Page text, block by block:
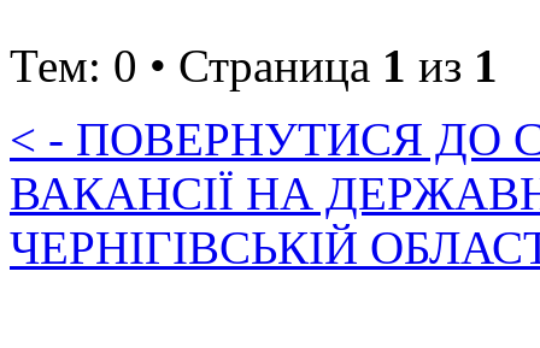
Тем: 0 • Страница 1 из 1
< - ПОВЕРНУТИСЯ ДО
ВАКАНСІЇ НА
ЧЕРНІГІВСЬКІЙ